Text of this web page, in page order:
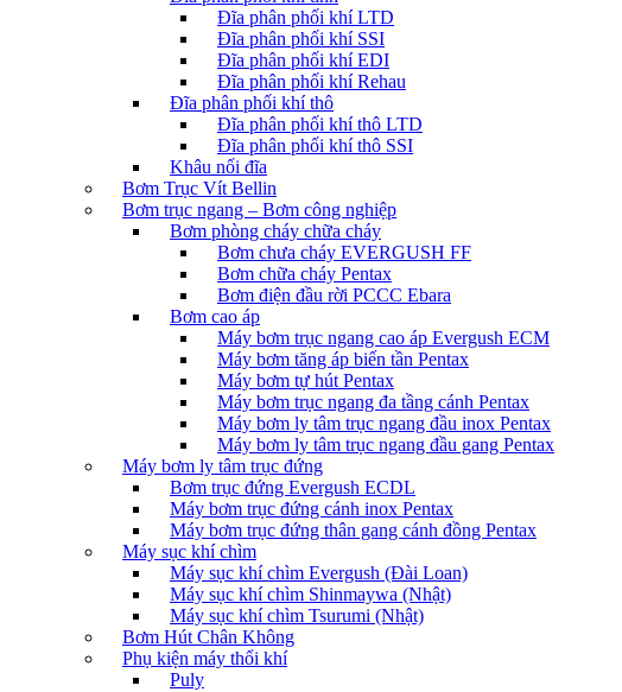
Đĩa phân phối khí LTD
Đĩa phân phối khí SSI
Đĩa phân phối khí EDI
Đĩa phân phối khí Rehau
Đĩa phân phối khí thô
Đĩa phân phối khí thô LTD
Đĩa phân phối khí thô SSI
Khâu nối đĩa
Bơm Trục Vít Bellin
Bơm trục ngang – Bơm công nghiệp
Bơm phòng cháy chữa cháy
Bơm chưa cháy EVERGUSH FF
Bơm chữa cháy Pentax
Bơm điện đầu rời PCCC Ebara
Bơm cao áp
Máy bơm trục ngang cao áp Evergush ECM
Máy bơm tăng áp biến tần Pentax
Máy bơm tự hút Pentax
Máy bơm trục ngang đa tầng cánh Pentax
Máy bơm ly tâm trục ngang đầu inox Pentax
Máy bơm ly tâm trục ngang đầu gang Pentax
Máy bơm ly tâm trục đứng
Bơm trục đứng Evergush ECDL
Máy bơm trục đứng cánh inox Pentax
Máy bơm trục đứng thân gang cánh đồng Pentax
Máy sục khí chìm
Máy sục khí chìm Evergush (Đài Loan)
Máy sục khí chìm Shinmaywa (Nhật)
Máy sục khí chìm Tsurumi (Nhật)
Bơm Hút Chân Không
Phụ kiện máy thổi khí
Puly